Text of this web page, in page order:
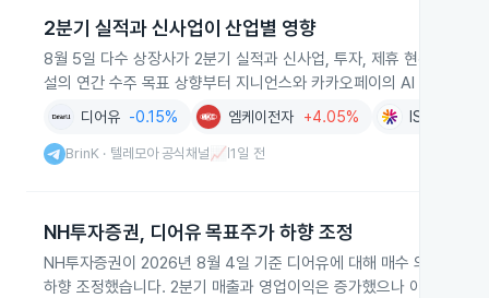
2분기 실적과 신사업이 산업별 영향
8월 5일 다수 상장사가 2분기 실적과 신사업, 투자, 제휴 현황을 증
설의 연간 수주 목표 상향부터 지니언스와 카카오페이의 AI 플랫폼과
디어유 -0.15% 엠케이전자 +4.05% ISC
BrinK · 텔레모아 공식채널📈 |1일 전
NH투자증권, 디어유 목표주가 하향 조정
NH투자증권이 2026년 8월 4일 기준 디어유에 대해 매수 의견은
하향 조정했습니다. 2분기 매출과 영업이익은 증가했으나 아티스트